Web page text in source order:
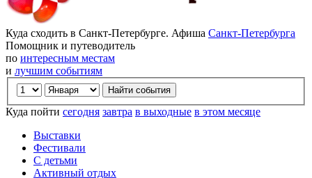
Куда сходить в Санкт-Петербурге. Афиша Санкт-Петербурга
Помощник и путеводитель
по интересным местам
и лучшим событиям
Куда пойти сегодня завтра в выходные в этом месяце
Выставки
Фестивали
С детьми
Активный отдых